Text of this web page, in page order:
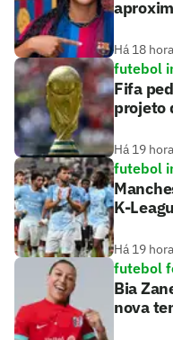
Há 18
futebol
Fifa
projeto
Há 19
futebol
K-
Há 19
futebol
Bia
nova